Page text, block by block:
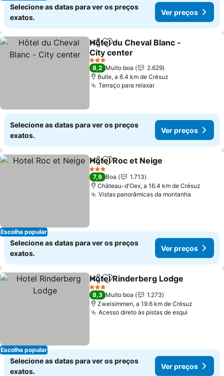
Selecione as datas para ver os preços
exatos.
Ver preços
PartilharAdicionar aos favoritos
Hôtel du Cheval Blanc -
City center
Ver preços
3 Estrelas
8,2 Muito boa
2.629
Bulle, a 6.4 km de Crésuz
Terraço para relaxarVer preços
Selecione as datas para ver os preços
exatos.
Ver preços
Escolha popular
PartilharAdicionar aos favoritos
Hotel Roc et Neige
3 Estrelas
7,9 Boa
1.713
Château-d'Oex, a 16.4 km de Crésuz
Vistas panorâmicas da montanha
Selecione as datas para ver os preços
exatos.
Ver preços
Escolha popular
PartilharAdicionar aos favoritos
Hotel Rinderberg Lodge
3 Estrelas
8,3 Muito boa
1.273
Zweisimmen, a 19.6 km de Crésuz
Acesso direto às pistas de esqui
Selecione as datas para ver os preços
exatos.
Ver preços